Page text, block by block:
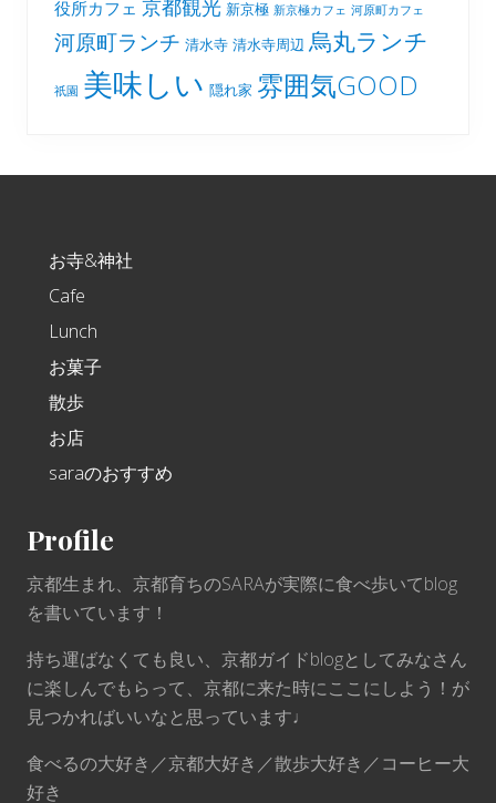
役所カフェ 京都観光 新京極 新京極カフェ 河原町カフェ
河原町ランチ 清水寺 清水寺周辺 烏丸ランチ
祇園 美味しい 隠れ家 雰囲気GOOD
お寺&神社
Cafe
Lunch
お菓子
散歩
お店
saraのおすすめ
Profile
京都生まれ、京都育ちのSARAが実際に食べ歩いてblog
を書いています！
持ち運ばなくても良い、京都ガイドblogとしてみなさん
に楽しんでもらって、京都に来た時にここにしよう！が
見つかればいいなと思っています♩
食べるの大好き／京都大好き／散歩大好き／コーヒー大
好き